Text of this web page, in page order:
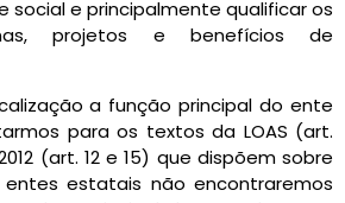
social e principalmente qualificar os
projetos e benefícios de
a função principal do ente
para os textos da LOAS (art.
(art. 12 e 15) que dispõem sobre
estatais não encontraremos